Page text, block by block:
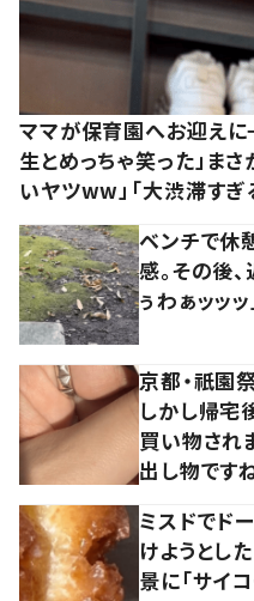
ママが保育園へお迎え
生とめっちゃ笑った」ま
いヤツww」「大渋滞すぎ
ベンチで休
感。その後
ぅわぁッッ
京都・祇園
しかし帰宅
買い物され
出し物です
ミスドでド
けようと
景に「サイ